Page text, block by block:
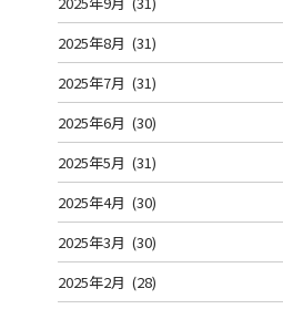
2025年8月 (31)
2025年7月 (31)
2025年6月 (30)
2025年5月 (31)
2025年4月 (30)
2025年3月 (30)
2025年2月 (28)